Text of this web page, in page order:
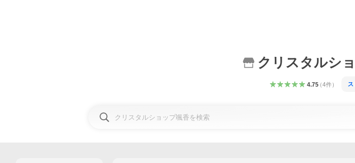
クリスタルシ
4.75（4件） ス